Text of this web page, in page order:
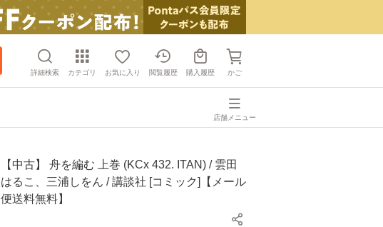
詳細検索 カテゴリ お気に入り 閲覧履歴 購入履歴 かご
店舗メニュー
【中古】 舟を編む 上巻 (KCx 432. ITAN) / 雲田
はるこ、三浦しをん / 講談社 [コミック]【メール
便送料無料】